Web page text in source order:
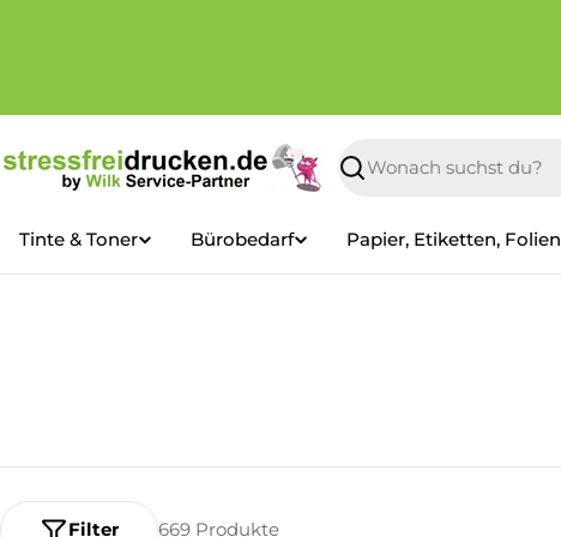
Suchen
Tinte & Toner Bürobedarf Papier, Etiketten, Folien
669 Produkte
Filter